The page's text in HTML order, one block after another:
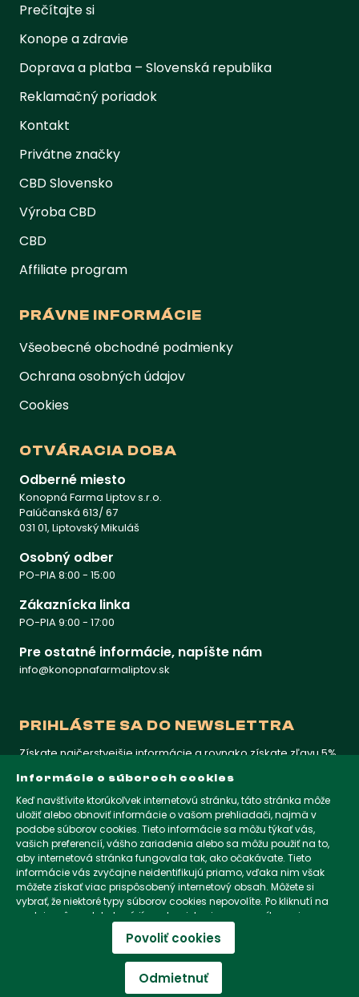
Prečítajte si
Konope a zdravie
Doprava a platba – Slovenská republika
Reklamačný poriadok
Kontakt
Privátne značky
CBD Slovensko
Výroba CBD
CBD
Affiliate program
PRÁVNE INFORMÁCIE
Všeobecné obchodné podmienky
Ochrana osobných údajov
Cookies
OTVÁRACIA DOBA
Odberné miesto
Konopná Farma Liptov s.r.o.
Palúčanská 613/ 67
031 01, Liptovský Mikuláš
Osobný odber
PO-PIA 8:00 - 15:00
Zákaznícka linka
PO-PIA 9:00 - 17:00
Pre ostatné informácie, napíšte nám
info@konopnafarmaliptov.sk
PRIHLÁSTE SA DO NEWSLETTRA
Získate najčerstvejšie informácie a rovnako získate zľavu 5%
KONOPNAFARMALIPTOV.SK
KONOPNAFARMALIPTOV.CZ
KONOPNAFARMALIPTOV.COM
© 2026 Konopná Farma Trade s. r. o. Všetky práva
Informácie o súboroch cookies
Keď navštívite ktorúkoľvek internetovú stránku, táto stránka môže
uložiť alebo obnoviť informácie o vašom prehliadači, najmä v
podobe súborov cookies. Tieto informácie sa môžu týkať vás,
vašich preferencií, vášho zariadenia alebo sa môžu použiť na to,
aby internetová stránka fungovala tak, ako očakávate. Tieto
informácie vás zvyčajne neidentifikujú priamo, vďaka nim však
môžete získať viac prispôsobený internetový obsah. Môžete si
vybrať, že niektoré typy súborov cookies nepovolíte. Po kliknutí na
nadpisy rôznych kategórií sa dozviete viac a zmeníte svoje
predvolené nastavenia. Mali by ste však vedieť, že blokovanie
niektorých súborov cookies môže ovplyvniť vašu skúsenosť so
stránkou a služby, ktoré vám môžeme ponúknuť.
Odmietnuť
Povoliť cookies